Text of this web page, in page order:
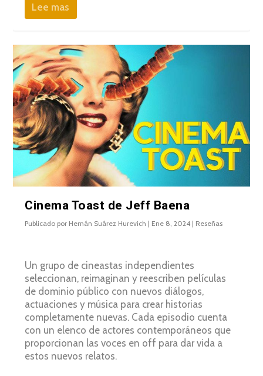
Lee mas
Cinema Toast de Jeff Baena
Publicado por Hernán Suárez Hurevich | Ene 8, 2024 | Reseñas
Un grupo de cineastas independientes
seleccionan, reimaginan y reescriben películas
de dominio público con nuevos diálogos,
actuaciones y música para crear historias
completamente nuevas. Cada episodio cuenta
con un elenco de actores contemporáneos que
proporcionan las voces en off para dar vida a
estos nuevos relatos.